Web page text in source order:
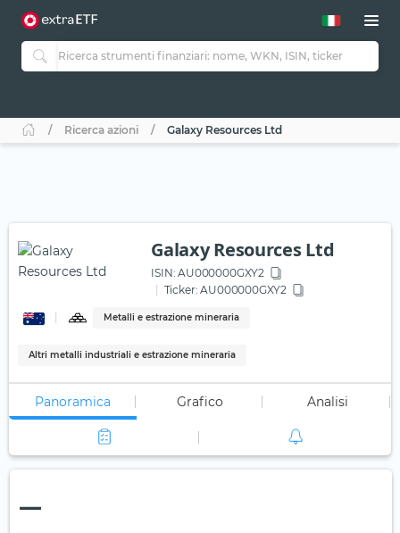
Ricerca azioni Galaxy Resources Ltd
Galaxy Resources Ltd
ISIN: AU000000GXY2
Ticker: AU000000GXY2
Metalli e estrazione mineraria
Altri metalli industriali e estrazione mineraria
Panoramica Grafico Analisi
—